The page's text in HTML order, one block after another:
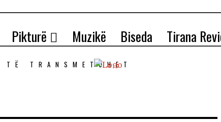
Pikturë Muzikë Biseda Tirana
TRANSMETOHET